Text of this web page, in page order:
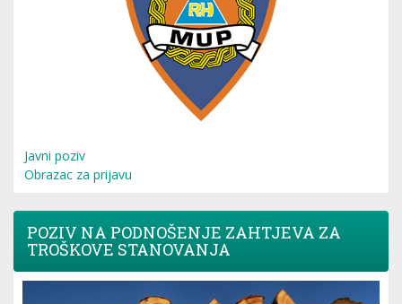
Javni poziv
Obrazac za prijavu
POZIV NA PODNOŠENJE ZAHTJEVA ZA
TROŠKOVE STANOVANJA